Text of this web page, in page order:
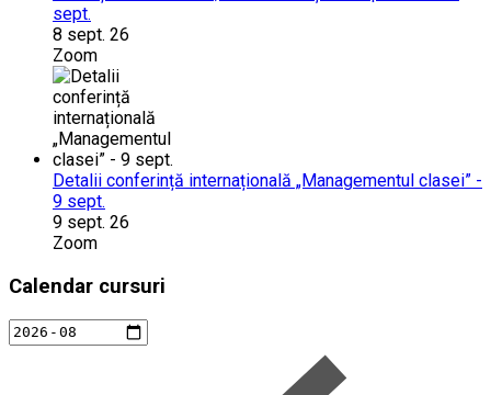
sept.
8 sept. 26
Zoom
Detalii conferință internațională „Managementul clasei” -
9 sept.
9 sept. 26
Zoom
Calendar cursuri